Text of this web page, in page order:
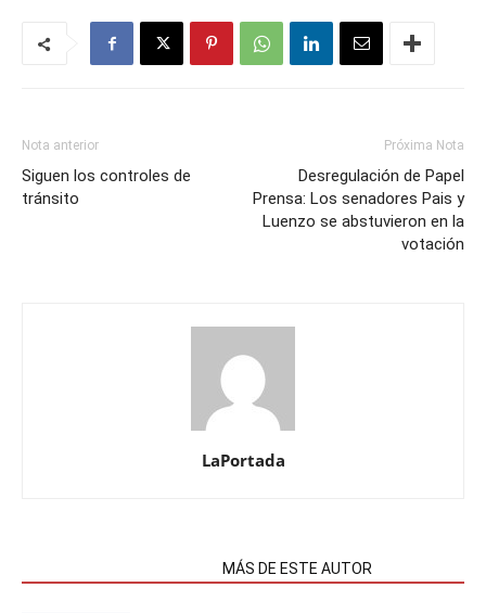
Nota anterior
Siguen los controles de
tránsito
Próxima Nota
Desregulación de Papel
Prensa: Los senadores Pais y
Luenzo se abstuvieron en la
votación
LaPortada
MÁS DE ESTE AUTOR